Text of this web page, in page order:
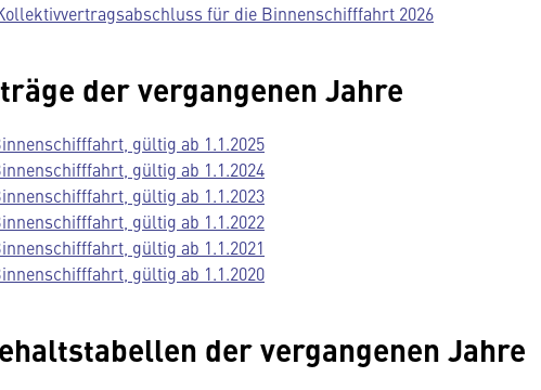
für die Binnenschifffahrt 2026
der vergangenen Jahre
gültig ab 1.1.2025
gültig ab 1.1.2024
gültig ab 1.1.2023
gültig ab 1.1.2022
gültig ab 1.1.2021
gültig ab 1.1.2020
der vergangenen Jahre